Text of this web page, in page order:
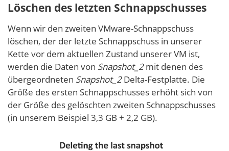
Löschen des letzten Schnappschusses
Wenn wir den zweiten VMware-Schnappschuss
löschen, der der letzte Schnappschuss in unserer
Kette vor dem aktuellen Zustand unserer VM ist,
werden die Daten von Snapshot_2mit denen des
übergeordneten Snapshot_2Delta-Festplatte. Die
Größe des ersten Schnappschusses erhöht sich von
der Größe des gelöschten zweiten Schnappschusses
(in unserem Beispiel 3,3 GB + 2,2 GB).